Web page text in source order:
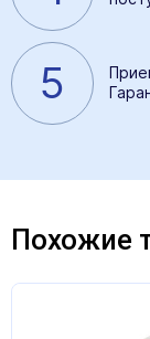
5
Похожие